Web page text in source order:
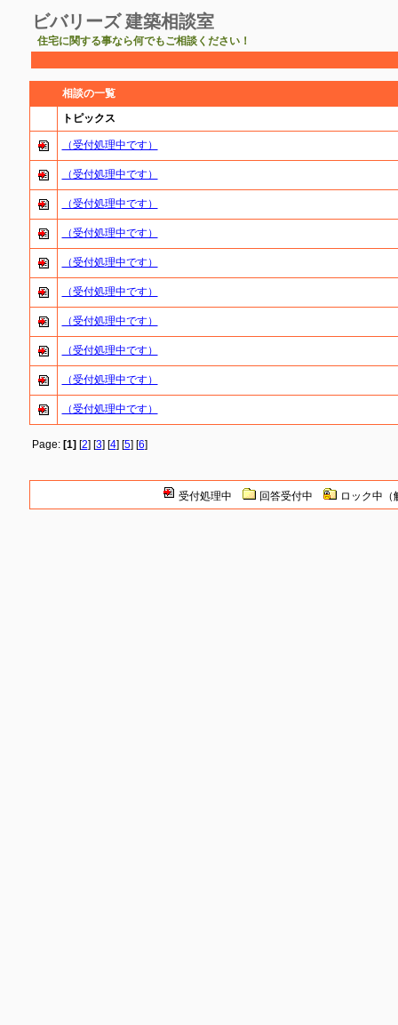
ビバリーズ 建築相談室
住宅に関する事なら何でもご相談ください！
相談の一覧
トピックス
（受付処理中です）
（受付処理中です）
（受付処理中です）
（受付処理中です）
（受付処理中です）
（受付処理中です）
（受付処理中です）
（受付処理中です）
（受付処理中です）
（受付処理中です）
Page: [1] [2] [3] [4] [5] [6]
受付処理中 回答受付中 ロック中